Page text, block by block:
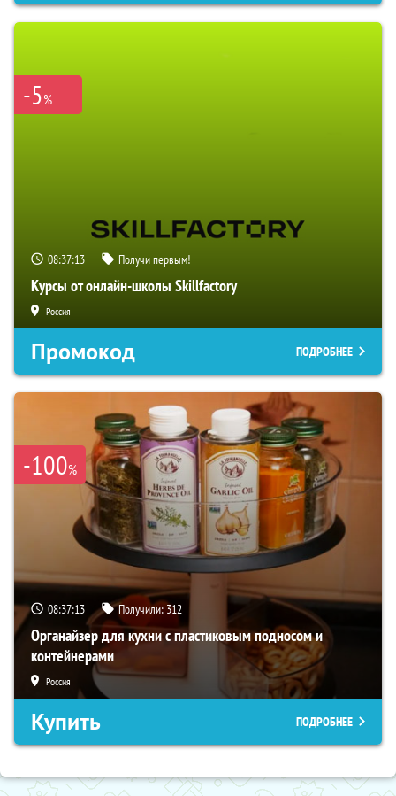
-5%
08:37:11 Получи первым!
Курсы от онлайн-школы Skillfactory
Россия
Промокод ПОДРОБНЕЕ
-100%
08:37:11 Получили: 312
Органайзер для кухни с пластиковым подносом и
контейнерами
Россия
Купить ПОДРОБНЕЕ